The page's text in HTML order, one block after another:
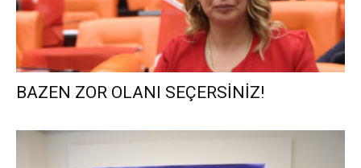
BAZEN ZOR OLANI SEÇERSİNİZ!